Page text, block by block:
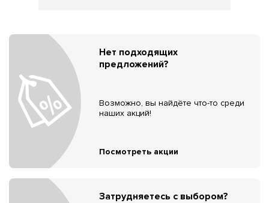
Нет подходящих
предложений?
Возможно, вы найдёте что-то среди
наших акций!
Посмотреть акции
Затрудняетесь с выбором?